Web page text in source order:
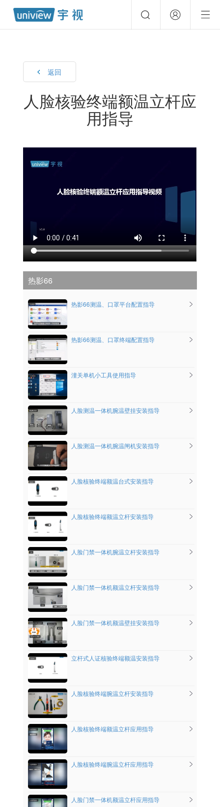
返回
人脸核验终端额温立杆应
用指导
热影66
热影66测温、口罩平台配置指导
热影66测温、口罩终端配置指导
潼关单机小工具使用指导
人脸测温一体机腕温壁挂安装指导
人脸测温一体机腕温闸机安装指导
人脸核验终端额温台式安装指导
人脸核验终端额温立杆安装指导
人脸门禁一体机腕温立杆安装指导
人脸门禁一体机额温立杆安装指导
人脸门禁一体机额温壁挂安装指导
立杆式人证核验终端额温安装指导
人脸核验终端腕温立杆安装指导
人脸核验终端额温立杆应用指导
人脸核验终端腕温立杆应用指导
人脸门禁一体机额温立杆应用指导